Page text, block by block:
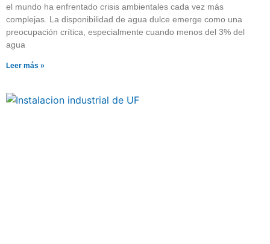
el mundo ha enfrentado crisis ambientales cada vez más
complejas. La disponibilidad de agua dulce emerge como una
preocupación crítica, especialmente cuando menos del 3% del
agua
Leer más »